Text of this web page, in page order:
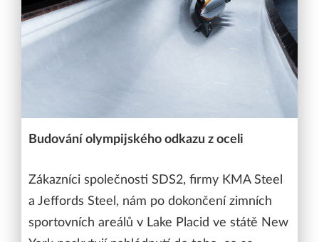
Budování olympijského odkazu z oceli
Zákazníci společnosti SDS2, firmy KMA Steel
a Jeffords Steel, nám po dokončení zimních
sportovních areálů v Lake Placid ve státě New